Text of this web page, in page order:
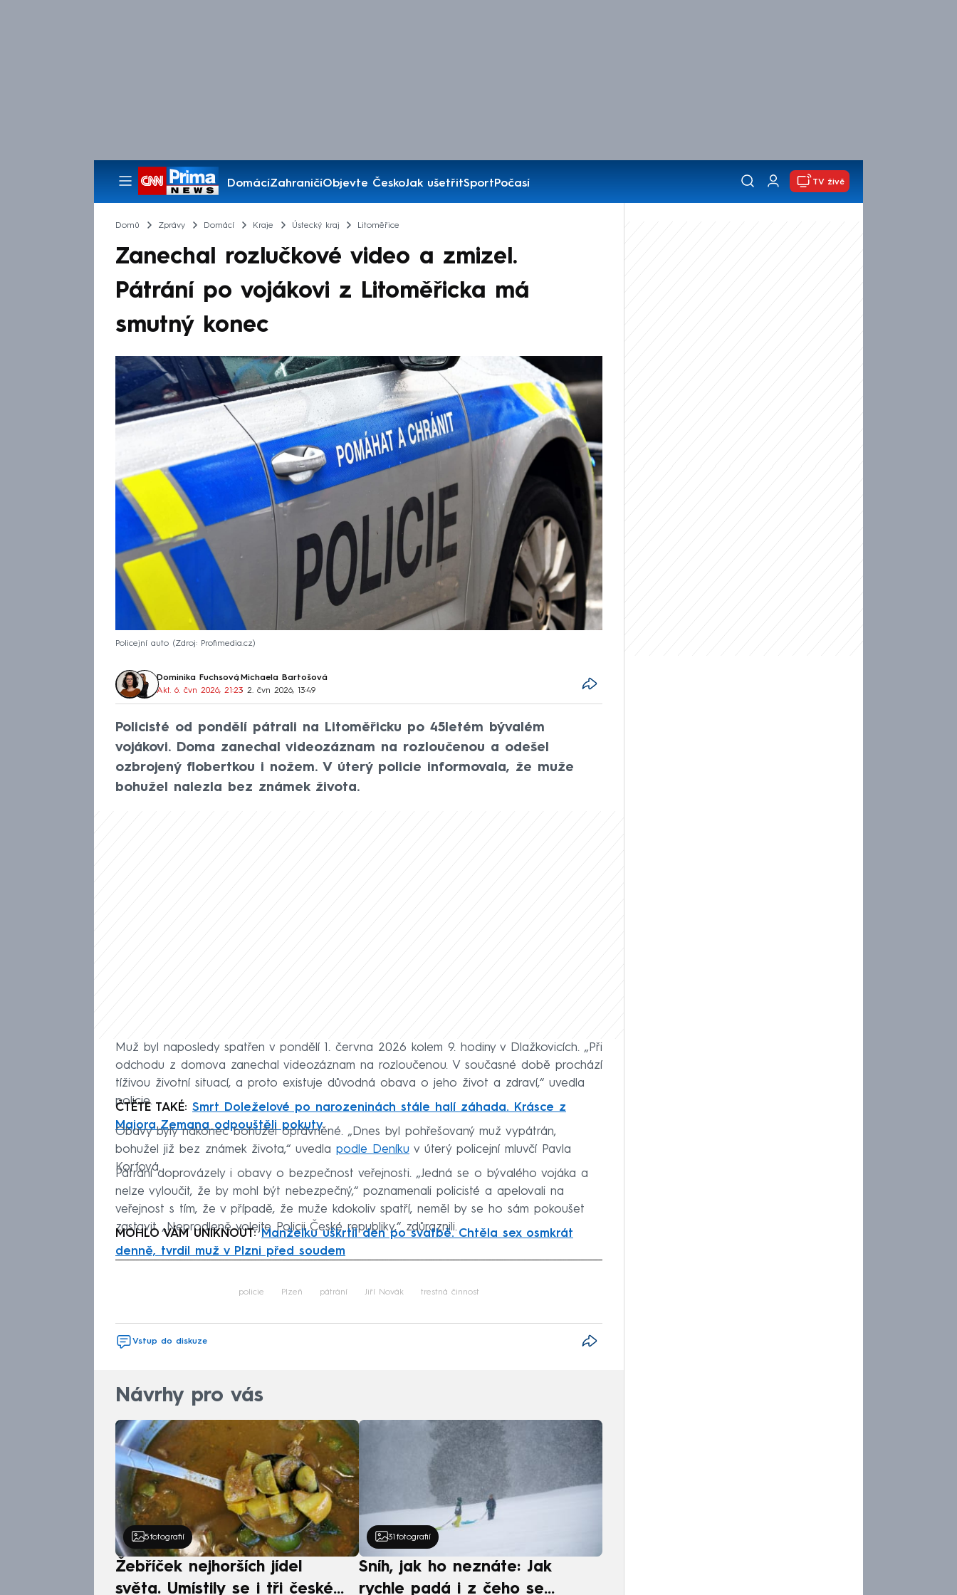
DomácíZahraničíObjevte ČeskoJak ušetřitSportPočasí
Pořady
TV živě
Domů Zprávy Domácí Kraje Ústecký kraj Litoměřice
Zanechal rozlučkové video a zmizel.
Pátrání po vojákovi z Litoměřicka má
smutný konec
Policejní auto Zdroj: Profimedia.cz
Dominika Fuchsová, Michaela Bartošová
Akt. 6. čvn 2026, 21:23• 2. čvn 2026, 13:49
Policisté od pondělí pátrali na Litoměřicku po 45letém bývalém
vojákovi. Doma zanechal videozáznam na rozloučenou a odešel
ozbrojený flobertkou i nožem. V úterý policie informovala, že muže
bohužel nalezla bez známek života.
Muž byl naposledy spatřen v pondělí 1. června 2026 kolem 9. hodiny v Dlažkovicích. „Při
odchodu z domova zanechal videozáznam na rozloučenou. V současné době prochází
tíživou životní situací, a proto existuje důvodná obava o jeho život a zdraví,“ uvedla
policie.
ČTĚTE TAKÉ: Smrt Doleželové po narozeninách stále halí záhada. Krásce z
Majora Zemana odpouštěli pokuty
Obavy byly nakonec bohužel oprávněné. „Dnes byl pohřešovaný muž vypátrán,
bohužel již bez známek života,“ uvedla podle Deníku v úterý policejní mluvčí Pavla
Korfová.
Pátrání doprovázely i obavy o bezpečnost veřejnosti. „Jedná se o bývalého vojáka a
nelze vyloučit, že by mohl být nebezpečný,“ poznamenali policisté a apelovali na
veřejnost s tím, že v případě, že muže kdokoliv spatří, neměl by se ho sám pokoušet
zastavit. „Neprodleně volejte Policii České republiky,“ zdůraznili.
MOHLO VÁM UNIKNOUT:Manželku uškrtil den po svatbě. Chtěla sex osmkrát
denně, tvrdil muž v Plzni před soudem
policie Plzeň pátrání Jiří Novák trestná činnost
Vstup do diskuze
Návrhy pro vás
5 fotografií
Žebříček nejhorších jídel
světa. Umístily se i tři české
31 fotografií
Sníh, jak ho neznáte: Jak
rychle padá i z čeho se